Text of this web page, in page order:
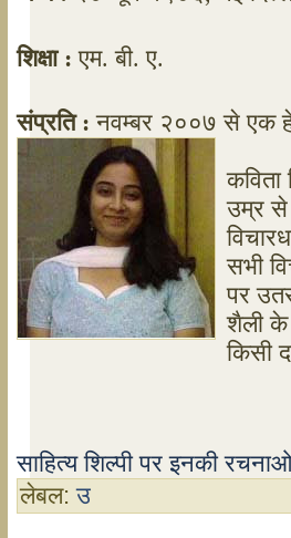
शिक्षा : एम.बी. ए.
संप्रति : नवम्बर २००७ से एक
उम्र से
सभी
पर
शैली के
किसी
साहित्य शिल्पी पर इनकी
लेबल:उ